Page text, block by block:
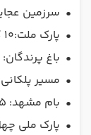
• سرزمين عجايب:۱۰
• پارک ملت:۱۰ کیلومتر
• باغ پرندگان: ۱۰ کیلومتر
• مسیر پلکانی
• بام مشهد: ۱۵ کیلومتر
• پارک ملی چهل بازه: